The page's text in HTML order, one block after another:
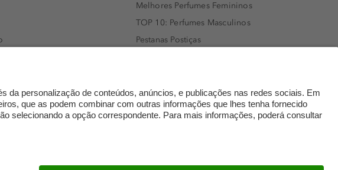
Facial
Melhores Perfumes Femininos
TOP 10: Perfumes Masculinos
Pestanas Postiças
Rímel colorido
Embalagens Sustentáveis